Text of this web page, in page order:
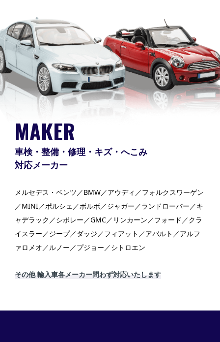
MAKER
車検・整備・修理・キズ・へこみ
対応メーカー
メルセデス・ベンツ／BMW／アウディ／フォルクスワーゲン
／MINI／ポルシェ／ボルボ／ジャガー／ランドローバー／キ
ャデラック／シボレー／GMC／リンカーン／フォード／クラ
イスラー／ジープ／ダッジ／フィアット／アバルト／アルフ
ァロメオ／ルノー／プジョー／シトロエン
その他 輸入車各メーカー問わず対応いたします